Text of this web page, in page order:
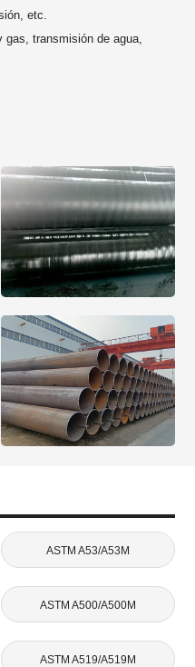
etc.
gas, transmisión de agua,
ASTM A53/A53M
ASTM A500/A500M
ASTM A519/A519M